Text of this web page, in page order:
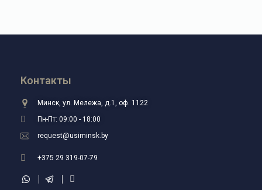
Контакты
Минск, ул. Мележа, д.1, оф. 1122
Пн-Пт: 09:00 - 18:00
request@usiminsk.by
+375 29 319-07-79